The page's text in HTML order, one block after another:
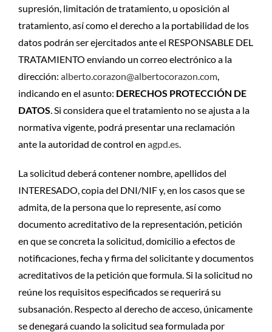
supresión, limitación de tratamiento, u oposición al
tratamiento, así como el derecho a la portabilidad de los
datos podrán ser ejercitados ante el RESPONSABLE DEL
TRATAMIENTO enviando un correo electrónico a la
dirección: alberto.corazon@albertocorazon.com
indicando en el asunto: DERECHOS PROTECCIÓN DE
DATOS . Si considera que el tratamiento no se ajusta a la
normativa vigente, podrá presentar una reclamación
ante la autoridad de control en agpd.es
La solicitud deberá contener nombre, apellidos del
INTERESADO, copia del DNI/NIF y, en los casos que se
admita, de la persona que lo represente, así como
documento acreditativo de la representación, petición
en que se concreta la solicitud, domicilio a efectos de
notificaciones, fecha y firma del solicitante y documentos
acreditativos de la petición que formula. Si la solicitud no
reúne los requisitos especificados se requerirá su
subsanación. Respecto al derecho de acceso, únicamente
se denegará cuando la solicitud sea formulada por